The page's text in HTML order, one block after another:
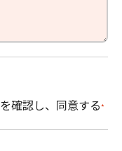
を確認し、同意する*